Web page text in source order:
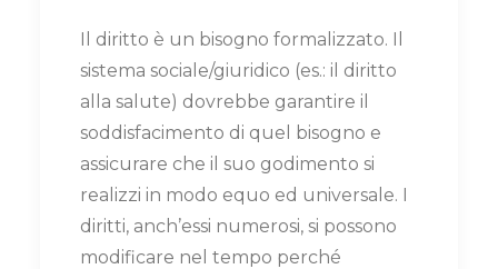
Il diritto è un bisogno formalizzato. Il
sistema sociale/giuridico (es.: il diritto
alla salute) dovrebbe garantire il
soddisfacimento di quel bisogno e
assicurare che il suo godimento si
realizzi in modo equo ed universale. I
diritti, anch’essi numerosi, si possono
modificare nel tempo perché